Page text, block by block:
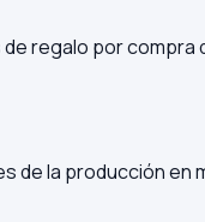
regalo por compra
de la producción en